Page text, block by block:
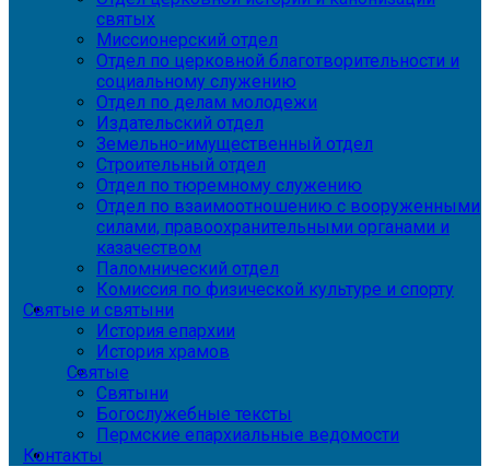
святых
Миссионерский отдел
Отдел по церковной благотворительности и
социальному служению
Отдел по делам молодежи
Издательский отдел
Земельно-имущественный отдел
Строительный отдел
Отдел по тюремному служению
Отдел по взаимоотношению с вооруженными
силами, правоохранительными органами и
казачеством
Паломнический отдел
Комиссия по физической культуре и спорту
Святые и святыни
История епархии
История храмов
Святые
Святыни
Богослужебные тексты
Пермские епархиальные ведомости
Контакты